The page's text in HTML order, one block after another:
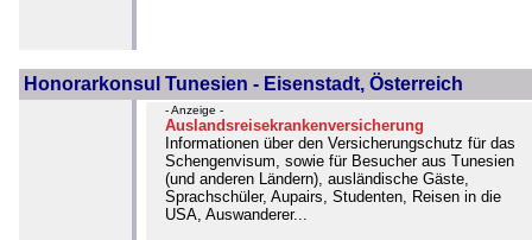
Honorarkonsul Tunesien - Eisenstadt, Österreich
- Anzeige -
Auslandsreisekrankenversicherung
Informationen über den Versicherungschutz für das
Schengenvisum, sowie für Besucher aus Tunesien
(und anderen Ländern), ausländische Gäste,
Sprachschüler, Aupairs, Studenten, Reisen in die
USA, Auswanderer...